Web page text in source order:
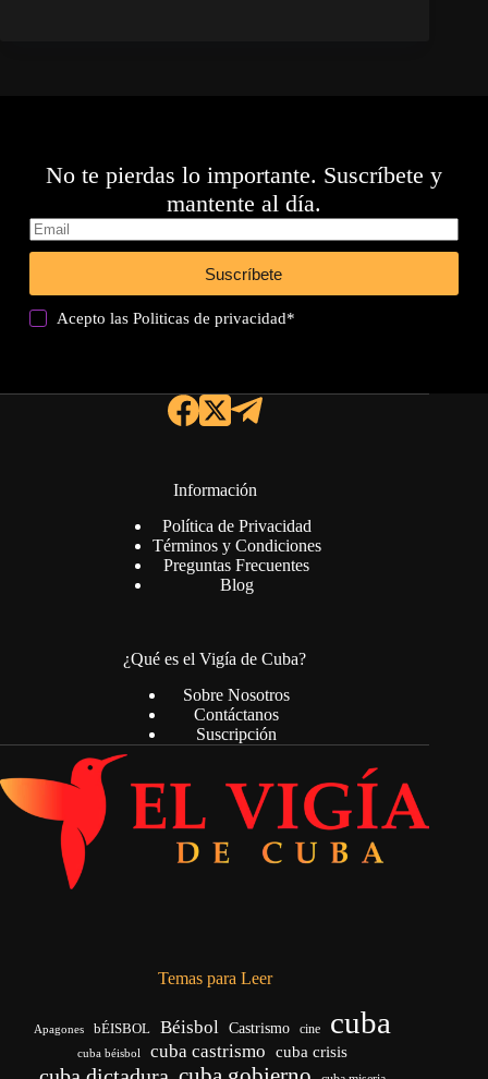
No te pierdas lo importante. Suscríbete y
mantente al día.
Suscríbete
Acepto lasPoliticas de privacidad*
Información
Política de Privacidad
Términos y Condiciones
Preguntas Frecuentes
Blog
¿Qué es el Vigía de Cuba?
Sobre Nosotros
Contáctanos
Suscripción
Temas para Leer
Apagones bÉISBOL Béisbol Castrismo cine cuba
cuba béisbol cuba castrismo cuba crisis